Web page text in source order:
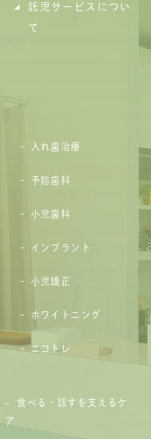
託児サービスについ
て
入れ歯治療
予防歯科
小児歯科
インプラント
小児矯正
ホワイトニング
ニコトレ
食べる・話すを支えるケ
ア